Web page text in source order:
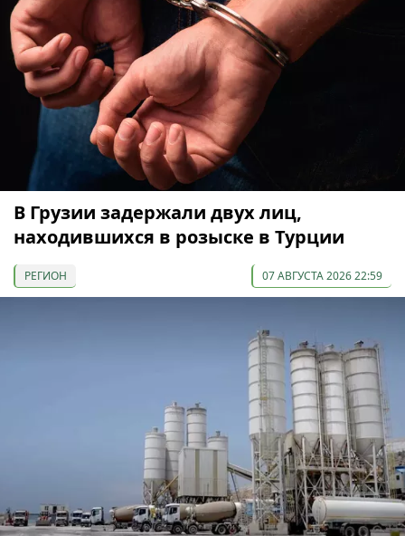
В Грузии задержали двух лиц,
находившихся в розыске в Турции
РЕГИОН 07 АВГУСТА 2026 22:59